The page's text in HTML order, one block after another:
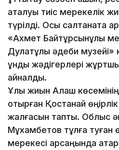
аталуы тиіс мерекелік
түрілді. Осы салтанатқа
«Ахмет Байтұрсынұлы
Дулатұлы әдеби музейі»
құнды жәдігерлері
айналды.
Ұлы жиын Алаш көсемінің
отырған Қостанай
жалғасын тапты. Облыс
Мұхамбетов тұлға туған
мерекесі қарсаңында